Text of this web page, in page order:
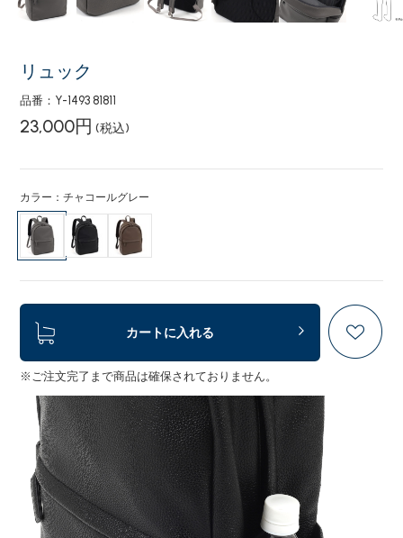
リュック
品番：Y-1493 81811
23,000円 (税込)
カラー：チャコールグレー
カートに入れる
※ご注文完了まで商品は確保されておりません。